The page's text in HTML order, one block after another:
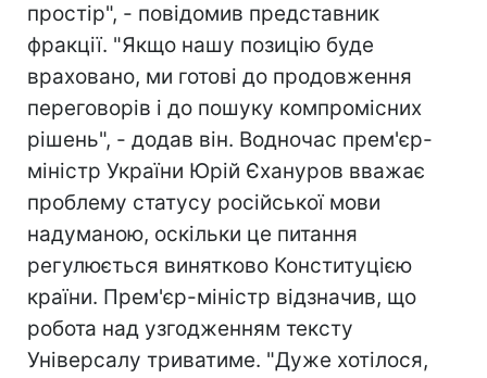
простір", - повідомив представник
фракції. "Якщо нашу позицію буде
враховано, ми готові до продовження
переговорів і до пошуку компромісних
рішень", - додав він. Водночас прем'єр-
міністр України Юрій Єхануров вважає
проблему статусу російської мови
надуманою, оскільки це питання
регулюється винятково Конституцією
країни. Прем'єр-міністр відзначив, що
робота над узгодженням тексту
Універсалу триватиме. "Дуже хотілося,